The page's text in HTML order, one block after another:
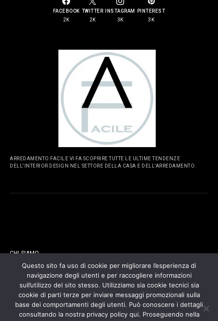
FACEBOOK
2K
TWITTER
2K
INSTAGRAM
3K
PINTEREST
3K
ARREDAMENTO FACILE VI FA SCOPRIRE TUTTE LE ULTIME TENDENZE
DELL'INTERIOR DESIGN NEL SETTORE DELLA CASA E DELL'ARREDAMENTO.
CHI SIAMO
CONTATTI
COOKIES POLICY
Questo sito fa uso di cookie per migliorare l’esperienza di
navigazione degli utenti e per raccogliere informazioni
sull’utilizzo del sito stesso. Utilizziamo sia cookie tecnici sia
cookie di parti terze per inviare messaggi promozionali sulla
base dei comportamenti degli utenti. Può conoscere i dettagli
consultando la nostra privacy policy qui. Proseguendo nella